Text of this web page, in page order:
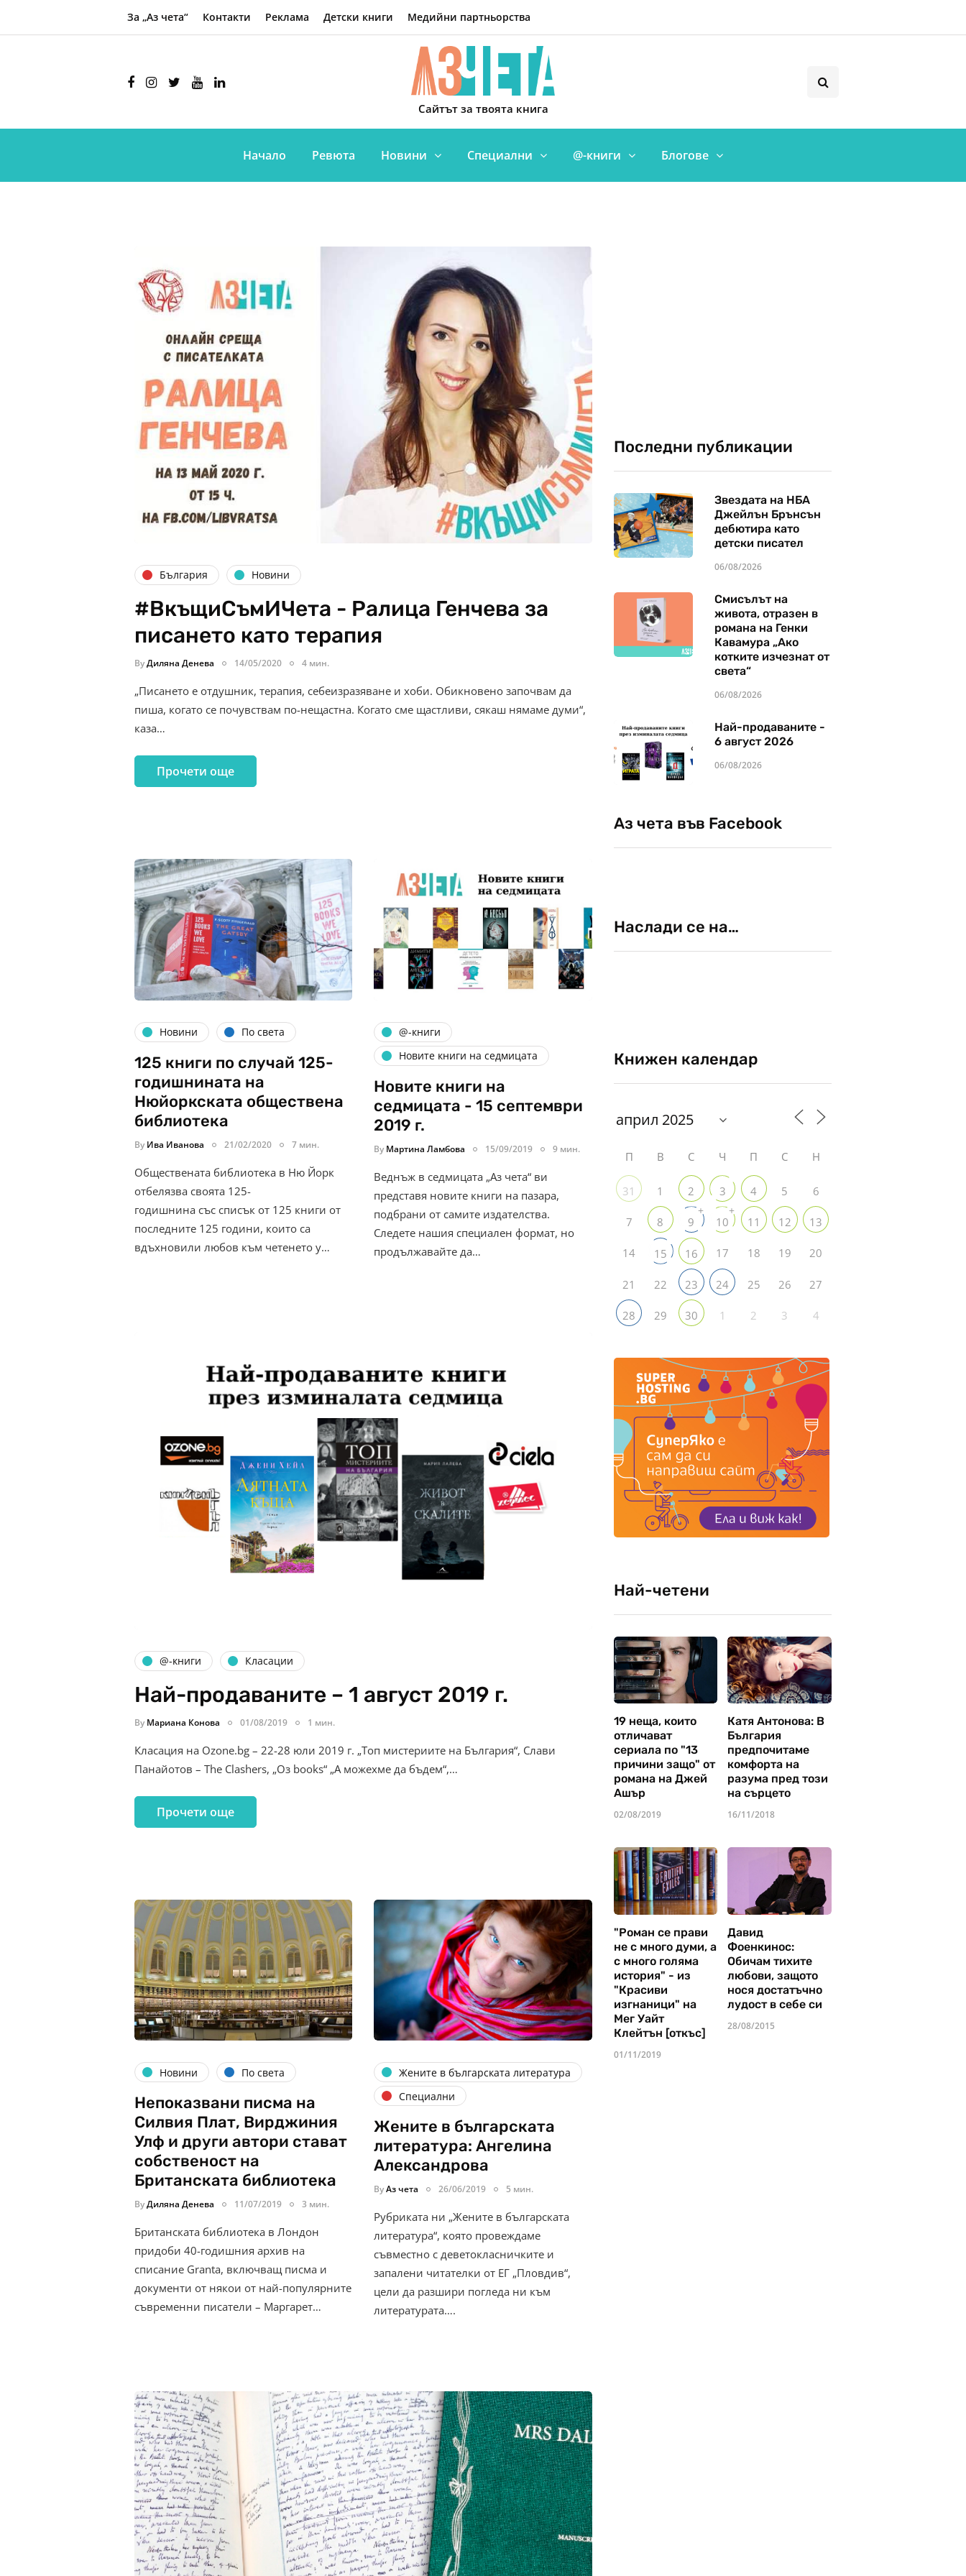
За „Аз чета“ Контакти Реклама Детски книги Медийни партньорства
Сайтът за твоята книга
Начало Ревюта Новини Специални @-книги Блогове
България Новини
#ВкъщиСъмИЧета - Ралица Генчева за
писането като терапия
ByДиляна Денева 14/05/2020 4 мин.
„Писането е отдушник, терапия, себеизразяване и хоби. Обикновено започвам да
пиша, когато се почувствам по-нещастна. Когато сме щастливи, сякаш нямаме думи“,
каза…
Прочети още
Новини По света
125 книги по случай 125-
годишнината на
Нюйоркската обществена
библиотека
By Ива Иванова 21/02/2020 7 мин.
Обществената библиотека в Ню Йорк
отбелязва своята 125-
годишнина със списък от 125 книги от
последните 125 години, които са
вдъхновили любов към четенето у…
@-книги
Новите книги на седмицата
Новите книги на
седмицата - 15 септември
2019 г.
By Мартина Ламбова 15/09/2019 9 мин.
Веднъж в седмицата „Аз чета“ ви
представя новите книги на пазара,
подбрани от самите издателства.
Следете нашия специален формат, но
продължавайте да…
@-книги Класации
Най-продаваните – 1 август 2019 г.
By Мариана Конова 01/08/2019 1 мин.
Класация на Ozone.bg – 22-28 юли 2019 г. „Топ мистериите на България“, Слави
Панайотов – The Clashers, „Оз books“ „А можехме да бъдем“,…
Прочети още
Новини По света
Непоказвани писма на
Силвия Плат, Вирджиния
Улф и други автори стават
собственост на
Британската библиотека
ByДиляна Денева 11/07/2019 3 мин.
Британската библиотека в Лондон
придоби 40-годишния архив на
списание Granta, включващ писма и
документи от някои от най-популярните
съвременни писатели – Маргарет…
Жените в българската литература
Специални
Жените в българската
литература: Ангелина
Александрова
ByАз чета 26/06/2019 5 мин.
Рубриката ни „Жените в българската
литература“, която провеждаме
съвместно с деветокласничките и
запалени читателки от ЕГ „Пловдив“,
цели да разшири погледа ни към
литературата….
Последни публикации
Звездата на НБА
Джейлън Брънсън
дебютира като
детски писател
06/08/2026
Смисълът на
живота, отразен в
романа на Генки
Кавамура „Ако
котките изчезнат от
света“
06/08/2026
Най-продаваните -
6 август 2026
06/08/2026
Аз чета във Facebook
Наслади се на…
Книжен календар
П В С Ч П С Н
31 1 2 3 4 5 6
7 8 9
+
10
+
11 12 13
14 15 16 17 18 19 20
21 22 23 24 25 26 27
28 29 30 1 2 3 4
Най-четени
19 неща, които
отличават
сериала по "13
причини защо" от
романа на Джей
Ашър
02/08/2019
Катя Антонова: В
България
предпочитаме
комфорта на
разума пред този
на сърцето
16/11/2018
"Роман се прави
не с много думи, а
с много голяма
история" - из
"Красиви
изгнаници" на
Мег Уайт
Клейтън [откъс]
01/11/2019
Давид
Фоенкинос:
Обичам тихите
любови, защото
нося достатъчно
лудост в себе си
28/08/2015